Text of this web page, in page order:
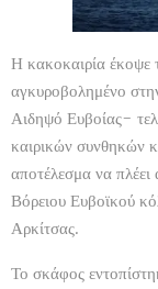
Η κακοκαιρία έκοψε
αγκυροβολημένο
Αιδηψό Ευβοίας-
καιρικών συνθηκών
αποτέλεσμα να
Βόρειου Ευβοϊκού
Αρκίτσας.
Το σκάφος